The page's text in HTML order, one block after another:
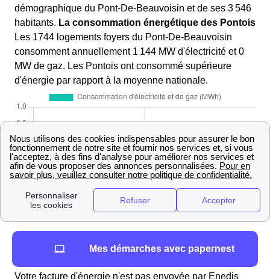
démographique du Pont-De-Beauvoisin et de ses 3 546
habitants. La consommation énergétique des Pontois
Les 1744 logements foyers du Pont-De-Beauvoisin
consomment annuellement 1 144 MW d'électricité et 0
MW de gaz. Les Pontois ont consommé supérieure
d'énergie par rapport à la moyenne nationale.
la payer ?
Votre facture d'énergie n'est pas envoyée par Enedis
Mes démarches avec papernest